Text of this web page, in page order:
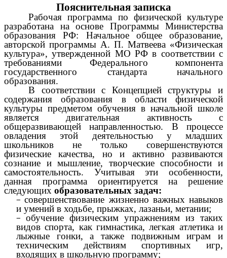
Пояснительная записка
Рабочая программа по физической культуре
разработана на основе Программы Министерства
образования РФ: Начальное общее образование,
авторской программы А. П. Матвеева «Физическая
культура», утвержденной МО РФ в соответствии с
требованиями Федерального компонента
государственного стандарта начального
образования.
В соответствии с Концепцией структуры и
содержания образования в области физической
культуры предметом обучения в начальной школе
является двигательная активность с
общеразвивающей направленностью. В процессе
овладения этой деятельностью у младших
школьников не только совершенствуются
физические качества, но и активно развиваются
сознание и мышление, творческие способности и
самостоятельность. Учитывая эти особенности,
данная программа ориентируется на решение
следующих образовательных задач:
совершенствование жизненно важных навыков
и умений в ходьбе, прыжках, лазаньи, метании;
обучение физическим упражнениям из таких
видов спорта, как гимнастика, легкая атлетика и
лыжные гонки, а также подвижным играм и
техническим действиям спортивных игр,
входящих в школьную программу;